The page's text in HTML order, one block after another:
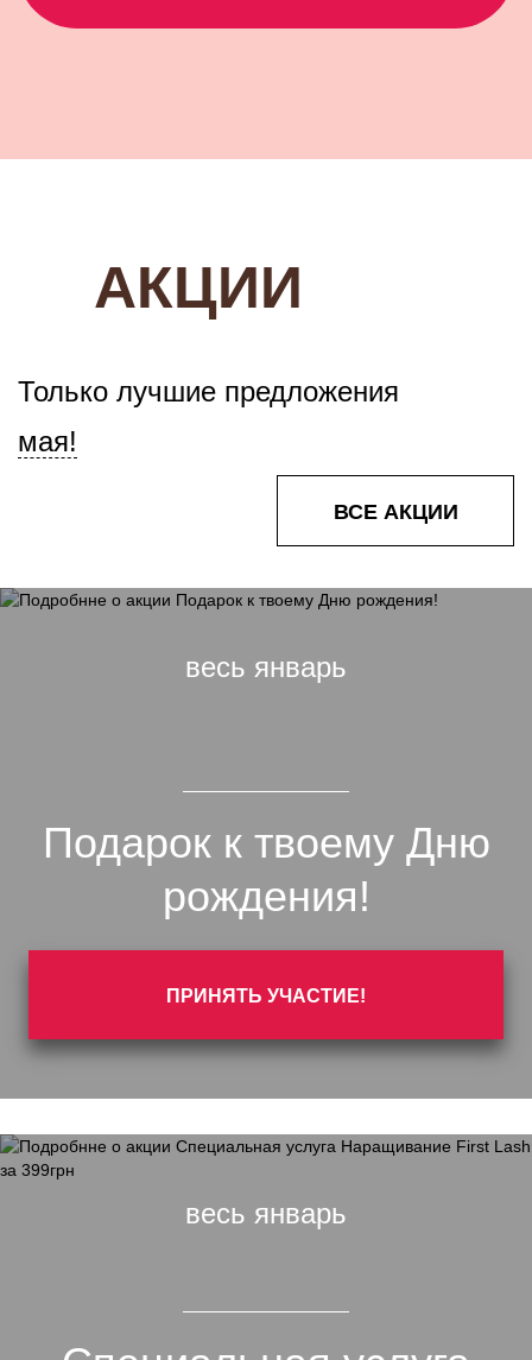
АКЦИИ
Только лучшие предложения
мая!
ВСЕ АКЦИИ
Подарок к твоему Дню
рождения!
весь январь
ПРИНЯТЬ УЧАСТИЕ!
весь январь